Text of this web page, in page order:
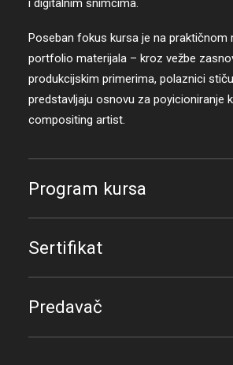
i digitalnim snimcima.
Poseban fokus kursa je na praktičnom
portfolio materijala – kroz vežbe
produkcijskim primerima, polaznici
predstavljaju osnovu za poyicioniranje
compositing artist.
Program kursa
Sertifikat
Predavač